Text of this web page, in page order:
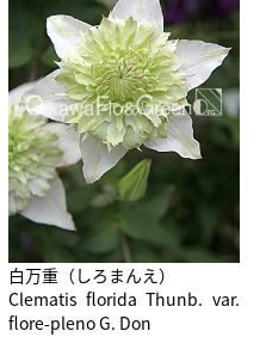
白万重（しろまんえ）
Clematis florida Thunb. var.
flore-pleno G. Don